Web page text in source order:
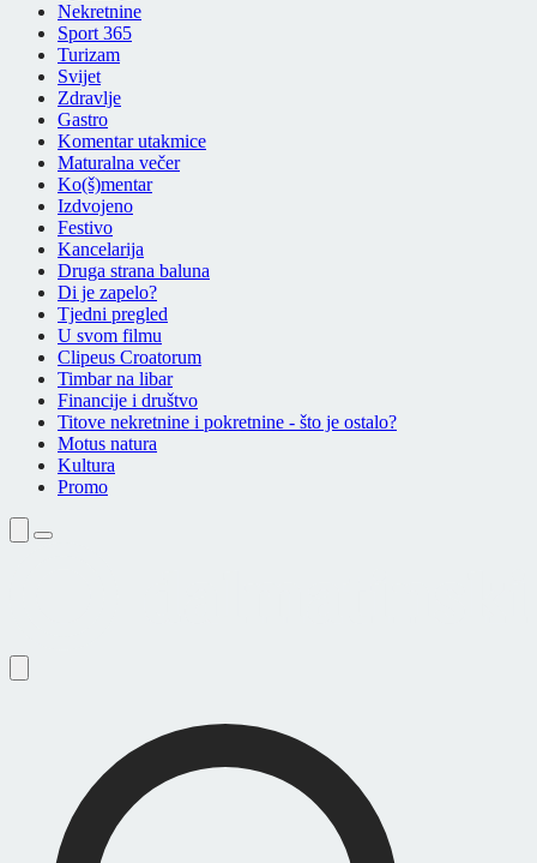
Nekretnine
Sport 365
Turizam
Svijet
Zdravlje
Gastro
Komentar utakmice
Maturalna večer
Ko(š)mentar
Izdvojeno
Festivo
Kancelarija
Druga strana baluna
Di je zapelo?
Tjedni pregled
U svom filmu
Clipeus Croatorum
Timbar na libar
Financije i društvo
Titove nekretnine i pokretnine - što je ostalo?
Motus natura
Kultura
Promo